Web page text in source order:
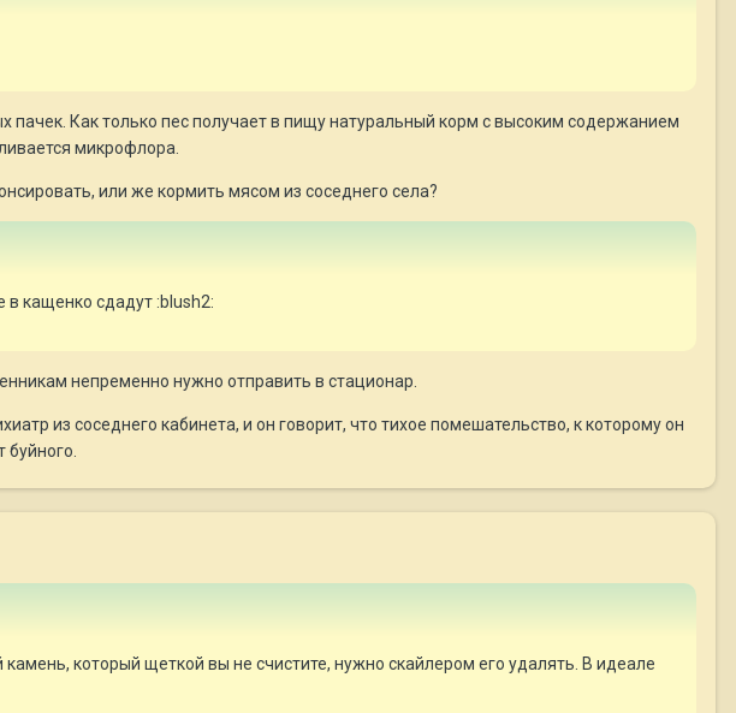
Как только пес получает в пищу натуральный корм с высоким содержанием
микрофлора.
или же кормить мясом из соседнего села?
в кащенко сдадут :blush2:
непременно нужно отправить в стационар.
из соседнего кабинета, и он говорит, что тихое помешательство, к которому он
буйного.
который щеткой вы не счистите, нужно скайлером его удалять. В идеале